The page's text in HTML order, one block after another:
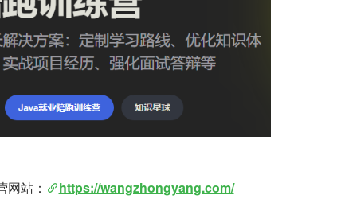
网站： https://wangzhongyang.com/